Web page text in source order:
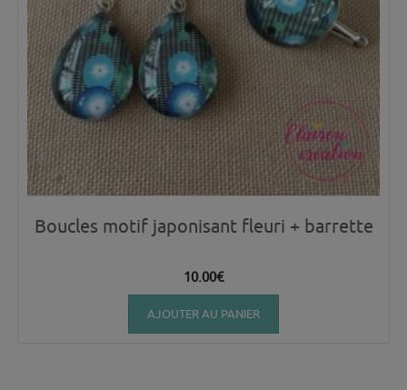
Boucles motif japonisant fleuri + barrette
10.00€
AJOUTER AU PANIER